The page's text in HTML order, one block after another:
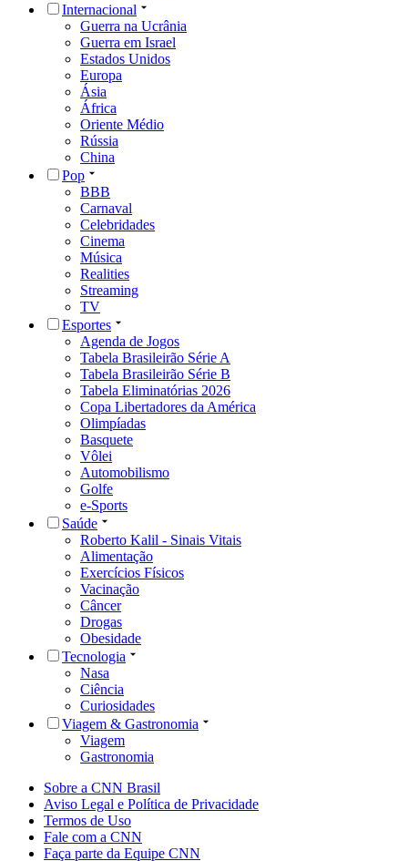
Internacional
Guerra na Ucrânia
Guerra em Israel
Estados Unidos
Europa
Ásia
África
Oriente Médio
Rússia
China
Pop
BBB
Carnaval
Celebridades
Cinema
Música
Realities
Streaming
TV
Esportes
Agenda de Jogos
Tabela Brasileirão Série A
Tabela Brasileirão Série B
Tabela Eliminatórias 2026
Copa Libertadores da América
Olimpíadas
Basquete
Vôlei
Automobilismo
Golfe
e-Sports
Saúde
Roberto Kalil - Sinais Vitais
Alimentação
Exercícios Físicos
Vacinação
Câncer
Drogas
Obesidade
Tecnologia
Nasa
Ciência
Curiosidades
Viagem & Gastronomia
Viagem
Gastronomia
Sobre a CNN Brasil
Aviso Legal e Política de Privacidade
Termos de Uso
Fale com a CNN
Faça parte da Equipe CNN